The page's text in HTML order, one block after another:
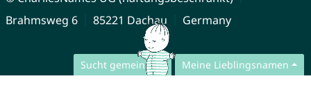
Sucht gemeinsam Meine Lieblingsnamen
Brahmsweg 6
85221 Dachau Germany